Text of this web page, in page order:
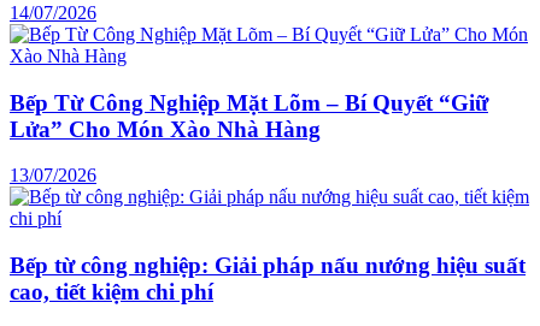
14/07/2026
Bếp Từ Công Nghiệp Mặt Lõm – Bí Quyết “Giữ
Lửa” Cho Món Xào Nhà Hàng
13/07/2026
Bếp từ công nghiệp: Giải pháp nấu nướng hiệu suất
cao, tiết kiệm chi phí